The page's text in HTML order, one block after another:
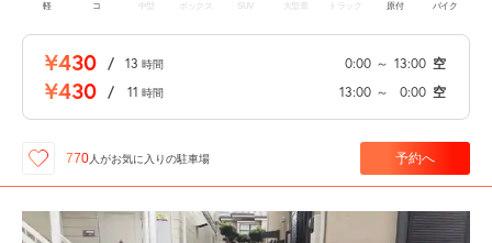
軽 コ 中型 ボックス SUV 大型車 トラック 原付 バイク
¥430 / 13 時間 0:00 ～ 13:00 空
¥430 / 11 時間 13:00 ～ 0:00 空
770人がお気に入りの駐車場 予約へ